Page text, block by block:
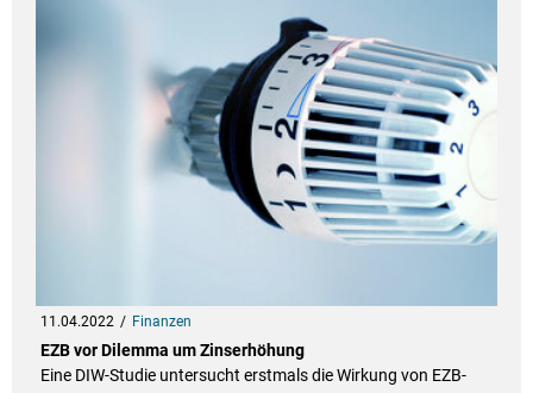
11.04.2022 Finanzen
EZB vor Dilemma um Zinserhöhung
Eine DIW-Studie untersucht erstmals die Wirkung von EZB-